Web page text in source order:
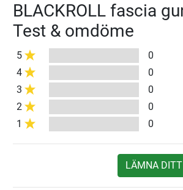
BLACKROLL fascia
Test & omdöme
5
0
4
0
3
0
2
0
1
0
LÄMNA